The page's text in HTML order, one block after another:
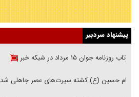
پیشنهاد سردبیر
بازتاب روزنامه جوان ۱۵ مرداد در شبکه خبر
امام حسین (ع) کشته سیرت‌های عصر جاهلی شد